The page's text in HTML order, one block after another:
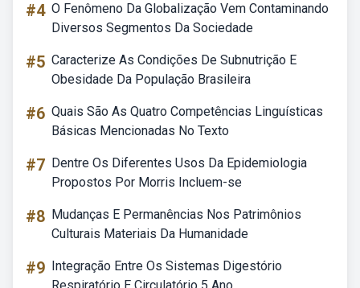
#4 O Fenômeno Da Globalização Vem Contaminando
Diversos Segmentos Da Sociedade
#5 Caracterize As Condições De Subnutrição E
Obesidade Da População Brasileira
#6 Quais São As Quatro Competências Linguísticas
Básicas Mencionadas No Texto
#7 Dentre Os Diferentes Usos Da Epidemiologia
Propostos Por Morris Incluem-se
#8 Mudanças E Permanências Nos Patrimônios
Culturais Materiais Da Humanidade
#9 Integração Entre Os Sistemas Digestório